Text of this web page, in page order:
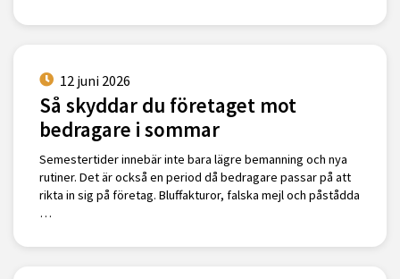
12 juni 2026
Så skyddar du företaget mot
bedragare i sommar
Semestertider innebär inte bara lägre bemanning och nya
rutiner. Det är också en period då bedragare passar på att
rikta in sig på företag. Bluffakturor, falska mejl och påstådda
…